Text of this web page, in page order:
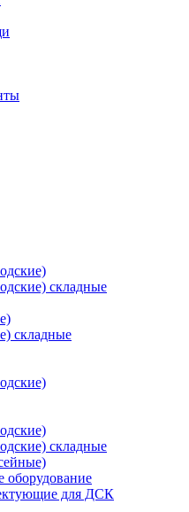
складные
складные
складные
оборудование
для ДСК